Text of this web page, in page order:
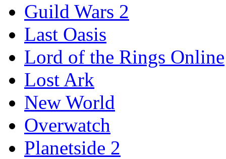
Guild Wars 2
Last Oasis
Lord of the Rings Online
Lost Ark
New World
Overwatch
Planetside 2